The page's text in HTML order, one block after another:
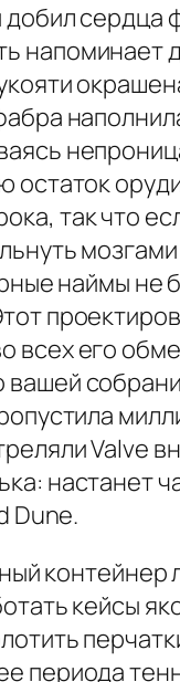
сердца
напоминает
остаток
так что
наймы
всех его
Valve
настанет
Dune.
кейсы